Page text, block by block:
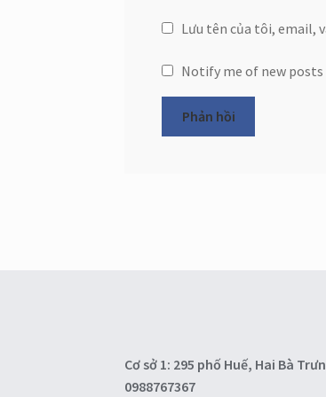
Lưu tên của tôi, email,
Notify me of new posts
Cơ sở 1: 295 phố Huế, Hai Bà
0988767367